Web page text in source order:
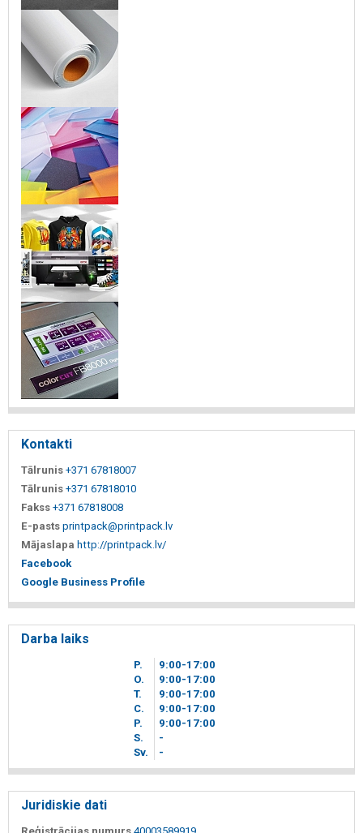
Kontakti
Tālrunis +371 67818007
Tālrunis +371 67818010
Fakss +371 67818008
E-pasts printpack@printpack.lv
Mājaslapa http://printpack.lv/
Facebook
Google Business Profile
Darba laiks
P. 9 00-17 00
O.
9 00-17 00
T.
9 00-17 00
C.
9 00-17 00
P.
9 00-17 00
S.
-
Sv.
-
Juridiskie dati